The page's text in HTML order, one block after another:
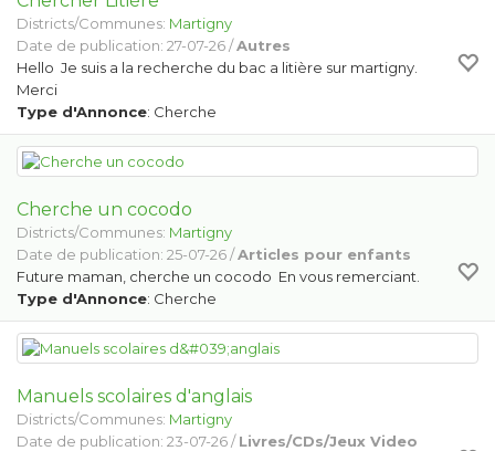
Districts/Communes: Martigny
Date de publication: 27-07-26 /Autres
Hello Je suis a la recherche du bac a litière sur martigny.
Merci
Type d'Annonce: Cherche
Cherche un cocodo
Districts/Communes: Martigny
Date de publication: 25-07-26 /Articles pour enfants
Future maman, cherche un cocodo En vous remerciant.
Type d'Annonce: Cherche
Manuels scolaires d'anglais
Districts/Communes: Martigny
Date de publication: 23-07-26 /Livres/CDs/Jeux Video